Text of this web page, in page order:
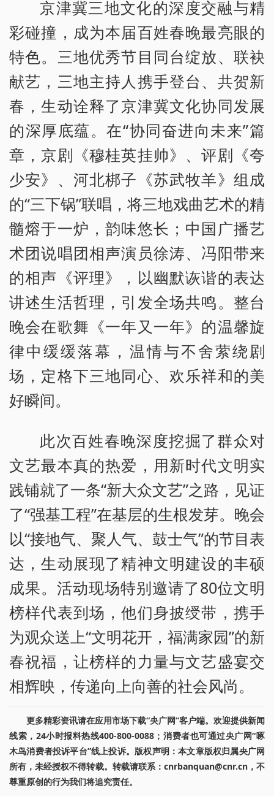
京津冀三地文化的深度交融与精
彩碰撞，成为本届百姓春晚最亮眼的
特色。三地优秀节目同台绽放、联袂
献艺，三地主持人携手登台、共贺新
春，生动诠释了京津冀文化协同发展
的深厚底蕴。在“协同奋进向未来”篇
章，京剧《穆桂英挂帅》、评剧《夸
少安》、河北梆子《苏武牧羊》组成
的“三下锅”联唱，将三地戏曲艺术的精
髓熔于一炉，韵味悠长；中国广播艺
术团说唱团相声演员徐涛、冯阳带来
的相声《评理》，以幽默诙谐的表达
讲述生活哲理，引发全场共鸣。整台
晚会在歌舞《一年又一年》的温馨旋
律中缓缓落幕，温情与不舍萦绕剧
场，定格下三地同心、欢乐祥和的美
好瞬间。
此次百姓春晚深度挖掘了群众对
文艺最本真的热爱，用新时代文明实
践铺就了一条“新大众文艺”之路，见证
了“强基工程”在基层的生根发芽。晚会
以“接地气、聚人气、鼓士气”的节目表
达，生动展现了精神文明建设的丰硕
成果。活动现场特别邀请了80位文明
榜样代表到场，他们身披绶带，携手
为观众送上“文明花开，福满家园”的新
春祝福，让榜样的力量与文艺盛宴交
相辉映，传递向上向善的社会风尚。
更多精彩资讯请在应用市场下载“央广网”客户端。欢迎提供新闻
线索，24小时报料热线400-800-0088；消费者也可通过央广网“啄
木鸟消费者投诉平台”线上投诉。版权声明：本文章版权归属央广网
所有，未经授权不得转载。转载请联系：cnrbanquan@cnr.cn，不
尊重原创的行为我们将追究责任。